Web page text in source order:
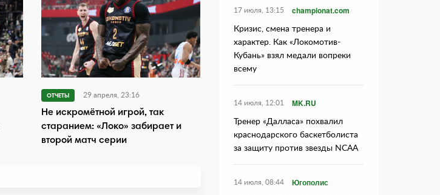
ОТЧЕТЫ 29 апреля, 23:16
Не искромётной игрой, так
старанием: «Локо» забирает и
второй матч серии
17 июля, 13:15 championat.com
Кризис, смена тренера и
характер. Как «Локомотив-
Кубань» взял медали вопреки
всему
14 июля, 12:01 MK.RU
Тренер «Далласа» похвалил
краснодарского баскетболиста
за защиту против звезды NCAA
14 июля, 08:44 Югополис